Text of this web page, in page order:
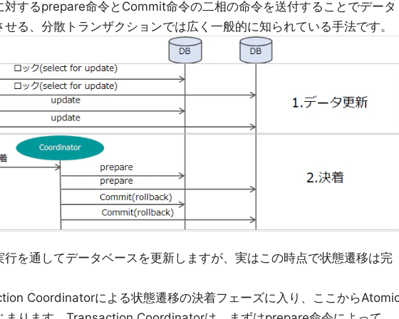
対するprepare命令とCommit命令の二相の命令を送付することでデータ
る、分散トランザクションでは広く一般的に知られている手法です。
行を通してデータベースを更新しますが、実はこの時点で状態遷移は完
Coordinatorによる状態遷移の決着フェーズに入り、ここから